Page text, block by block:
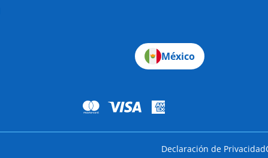
México
Declaración de Privacidad